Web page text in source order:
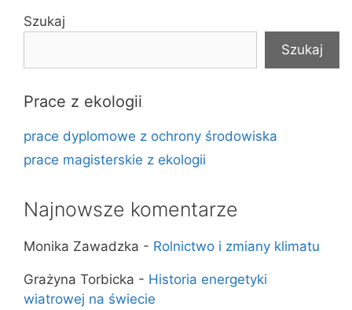
Szukaj
Szukaj
Prace z ekologii
prace dyplomowe z ochrony środowiska
prace magisterskie z ekologii
Najnowsze komentarze
Monika Zawadzka - Rolnictwo i zmiany klimatu
Grażyna Torbicka - Historia energetyki
wiatrowej na świecie